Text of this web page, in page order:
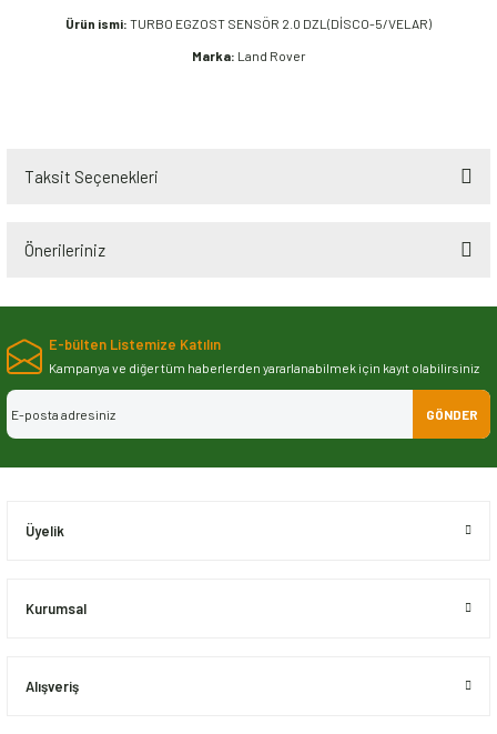
Ürün ismi: TURBO EGZOST SENSÖR 2.0 DZL(DİSCO-5/VELAR)
Marka: Land Rover
Taksit Seçenekleri
Önerileriniz
Bu ürünün fiyat bilgisi, resim, ürün açıklamalarında ve diğer konularda
iletebilirsiniz.
Görüş ve önerileriniz için teşekkür ederiz.
Ürün resmi kalitesiz, bozuk veya görüntülenemiyor.
E-bülten Listemize Katılın
Kampanya ve diğer tüm haberlerden yararlanabilmek için kayıt olabilirsiniz
GÖNDER
Üyelik
Kurumsal
Alışveriş